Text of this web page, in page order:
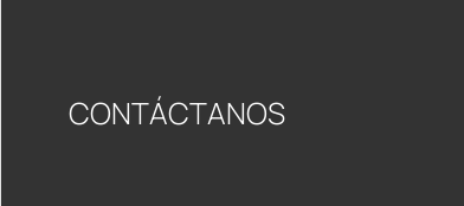
CONTÁCTANOS